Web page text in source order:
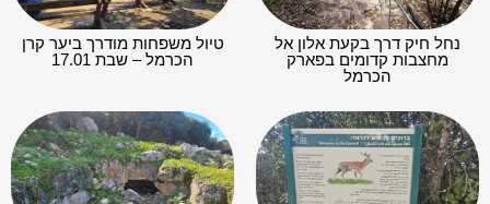
נחל חיק דרך בקעת אלון אל
מחצבות קדומים בפארק
הכרמל
טיול משפחות מודרך ביער קרן
הכרמל – שבת 17.01